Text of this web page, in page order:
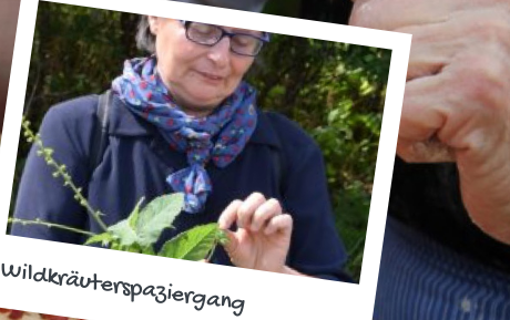
Wildkräuterspaziergang